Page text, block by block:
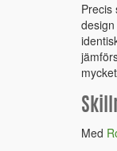
Precis
Med